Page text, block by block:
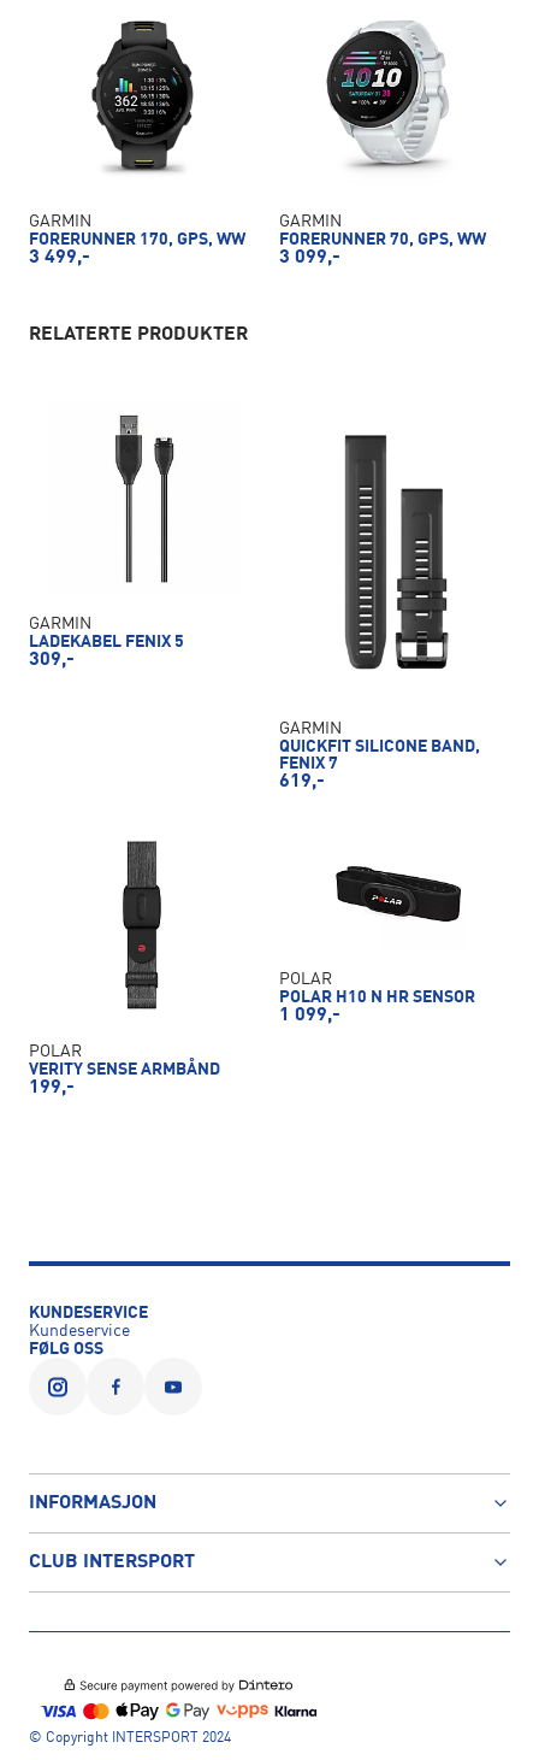
GARMIN
FORERUNNER 170, GPS, WW
3 499,-
GARMIN
FORERUNNER 70, GPS, WW
3 099,-
RELATERTE PRODUKTER
GARMIN
LADEKABEL FENIX 5
309,-
GARMIN
QUICKFIT SILICONE BAND,
FENIX 7
619,-
POLAR
VERITY SENSE ARMBÅND
199,-
POLAR
POLAR H10 N HR SENSOR
1 099,-
KUNDESERVICE
Kundeservice
FØLG OSS
INFORMASJON
CLUB INTERSPORT
© Copyright INTERSPORT 2024